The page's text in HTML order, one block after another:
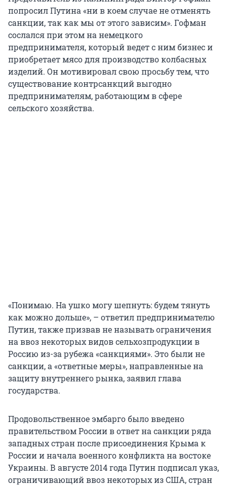
попросил Путина «ни в коем случае не отменять
санкции, так как мы от этого зависим». Гофман
сослался при этом на немецкого
предпринимателя, который ведет с ним бизнес и
приобретает мясо для производство колбасных
изделий. Он мотивировал свою просьбу тем, что
существование контрсанкций выгодно
предпринимателям, работающим в сфере
сельского хозяйства.
«Понимаю. На ушко могу шепнуть: будем тянуть
как можно дольше», – ответил предпринимателю
Путин, также призвав не называть ограничения
на ввоз некоторых видов сельхозпродукции в
Россию из-за рубежа «санкциями». Это были не
санкции, а «ответные меры», направленные на
защиту внутреннего рынка, заявил глава
государства.
Продовольственное эмбарго было введено
правительством России в ответ на санкции ряда
западных стран после присоединения Крыма к
России и начала военного конфликта на востоке
Украины. В августе 2014 года Путин подписал указ,
ограничивающий ввоз некоторых из США, стран